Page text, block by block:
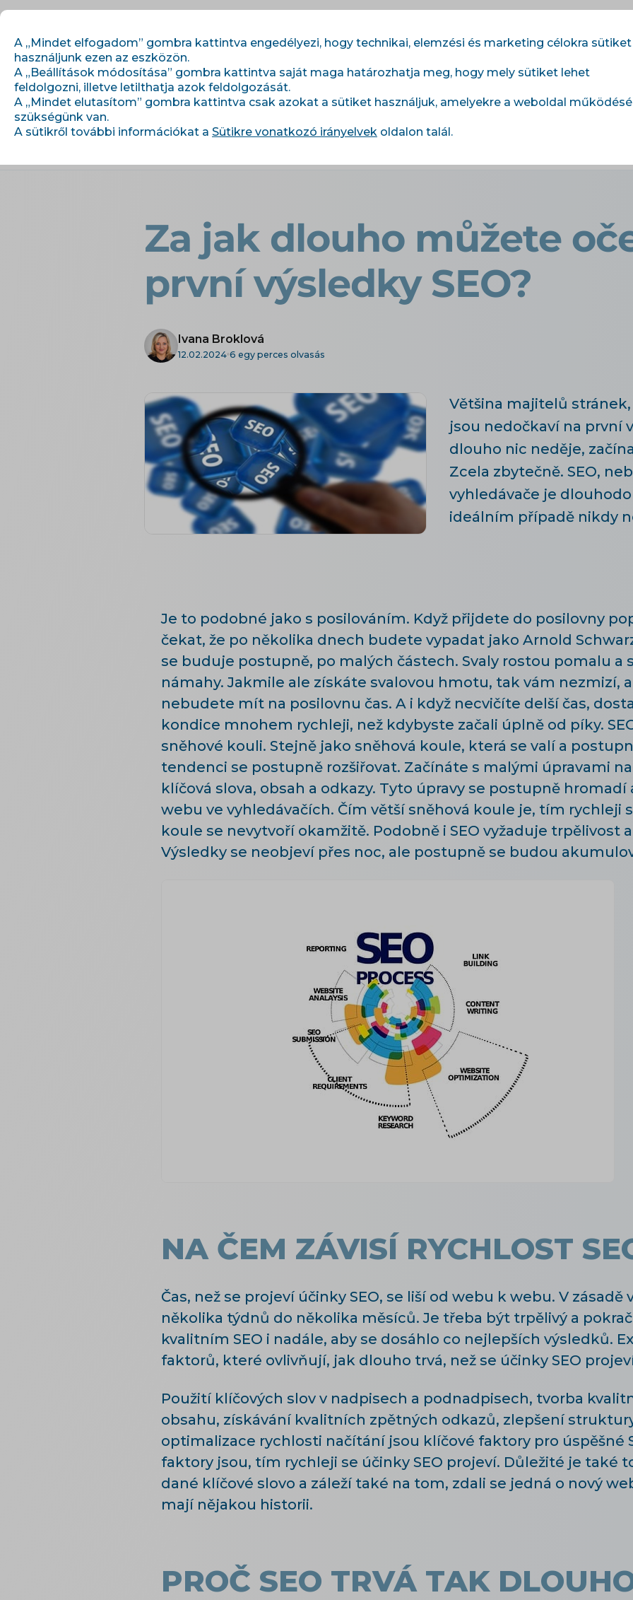
Kezdő lépések
Za jak dlouho můžete
první výsledky SEO?
Ivana Broklová
12.02.2024 6 egy perces olvasás
Většina majitelů stránek,
jsou nedočkaví na první
dlouho nic neděje,
Zcela zbytečně. SEO,
vyhledávače je
ideálním případě nikdy
Je to podobné jako s posilováním. Když přijdete do posilovny
čekat, že po několika dnech budete vypadat jako Arnold
se buduje postupně, po malých částech. Svaly rostou pomalu a
námahy. Jakmile ale získáte svalovou hmotu, tak vám nezmizí,
nebudete mít na posilovnu čas. A i když necvičíte delší čas,
kondice mnohem rychleji, než kdybyste začali úplně od píky.
sněhové kouli. Stejně jako sněhová koule, která se valí a
tendenci se postupně rozšiřovat. Začínáte s malými úpravami
klíčová slova, obsah a odkazy. Tyto úpravy se postupně
webu ve vyhledávačích. Čím větší sněhová koule je, tím rychleji
koule se nevytvoří okamžitě. Podobně i SEO vyžaduje trpělivost
Výsledky se neobjeví přes noc, ale postupně se budou
NA ČEM ZÁVISÍ RYCHLOST
Čas, než se projeví účinky SEO, se liší od webu k webu. V
několika týdnů do několika měsíců. Je třeba být trpělivý a
kvalitním SEO i nadále, aby se dosáhlo co nejlepších výsledků.
faktorů, které ovlivňují, jak dlouho trvá, než se účinky SEO
Použití klíčových slov v nadpisech a podnadpisech, tvorba
obsahu, získávání kvalitních zpětných odkazů, zlepšení
optimalizace rychlosti načítání jsou klíčové faktory pro úspěšné
faktory jsou, tím rychleji se účinky SEO projeví. Důležité je také
dané klíčové slovo a záleží také na tom, zdali se jedná o nový
mají nějakou historii.
PROČ SEO TRVÁ TAK
A „Mindet elfogadom” gombra kattintva engedélyezi, hogy technikai, elemzési és marketing célokra sütiket
használjunk ezen az eszközön.
A „Beállítások módosítása” gombra kattintva saját maga határozhatja meg, hogy mely sütiket lehet
feldolgozni, illetve letilthatja azok feldolgozását.
A „Mindet elutasítom” gombra kattintva csak azokat a sütiket használjuk, amelyekre a weboldal
szükségünk van.
A sütikről további információkat a Sütikre vonatkozó irányelvek oldalon talál.